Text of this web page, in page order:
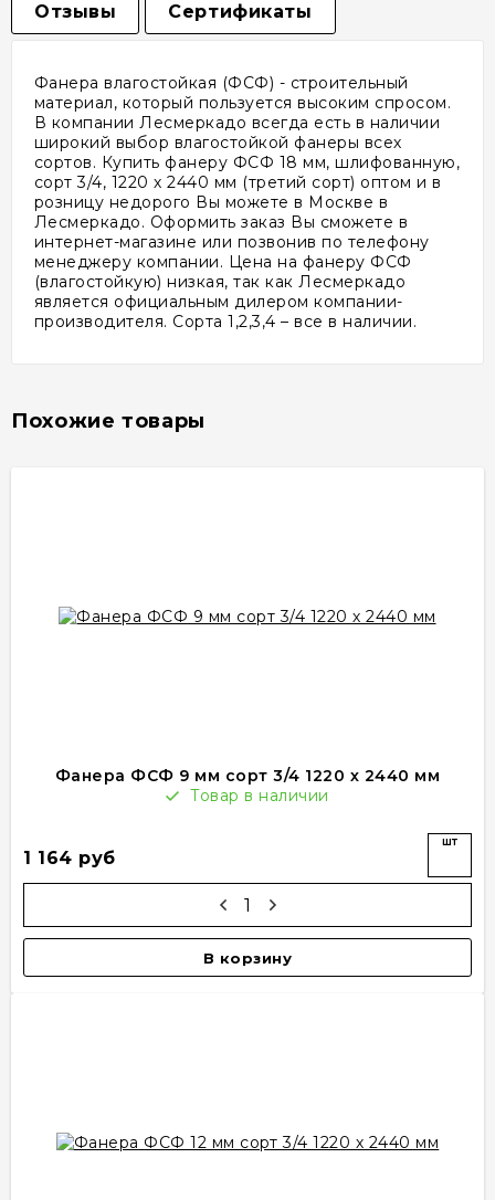
Отзывы Сертификаты
Фанера влагостойкая (ФСФ) - строительный
материал, который пользуется высоким спросом.
В компании Лесмеркадо всегда есть в наличии
широкий выбор влагостойкой фанеры всех
сортов. Купить фанеру ФСФ 18 мм, шлифованную,
сорт 3/4, 1220 х 2440 мм (третий сорт) оптом и в
розницу недорого Вы можете в Москве в
Лесмеркадо. Оформить заказ Вы сможете в
интернет-магазине или позвонив по телефону
менеджеру компании. Цена на фанеру ФСФ
(влагостойкую) низкая, так как Лесмеркадо
является официальным дилером компании-
производителя. Сорта 1,2,3,4 – все в наличии.
Похожие товары
Фанера ФСФ 9 мм сорт 3/4 1220 х 2440 мм
Товар в наличии
1 164 руб
шт
В корзину